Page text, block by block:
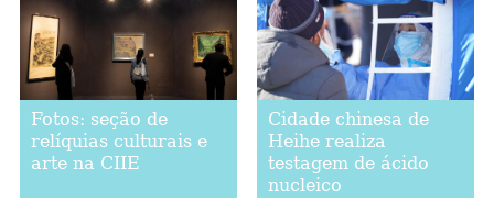
Fotos: seção de
relíquias culturais e
arte na CIIE
Cidade chinesa de
Heihe realiza
testagem de ácido
nucleico